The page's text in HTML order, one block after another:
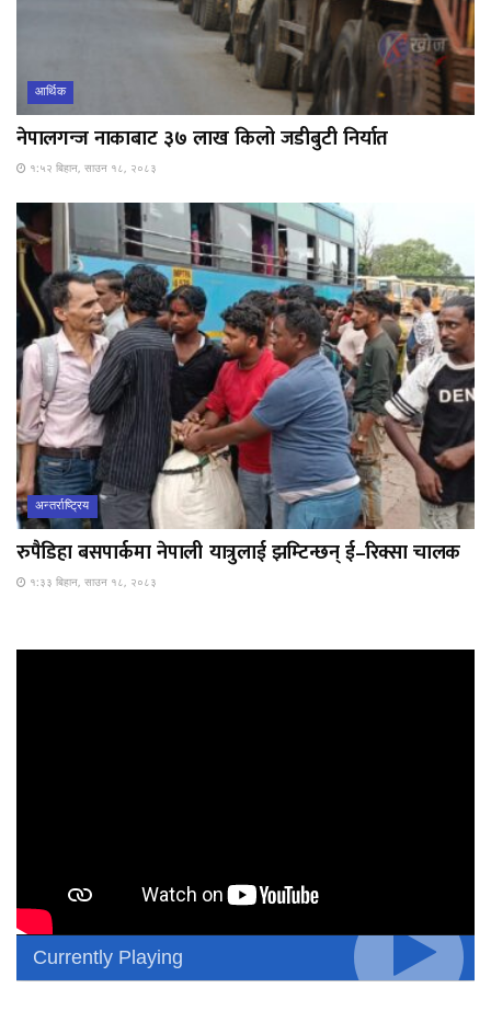
आर्थिक
नेपालगन्ज नाकाबाट ३७ लाख किलो जडीबुटी निर्यात
१:५२ बिहान, साउन १८, २०८३
अन्तर्राष्ट्रिय
रुपैडिहा बसपार्कमा नेपाली यात्रुलाई झम्टिन्छन् ई–रिक्सा चालक
१:३३ बिहान, साउन १८, २०८३
Currently Playing